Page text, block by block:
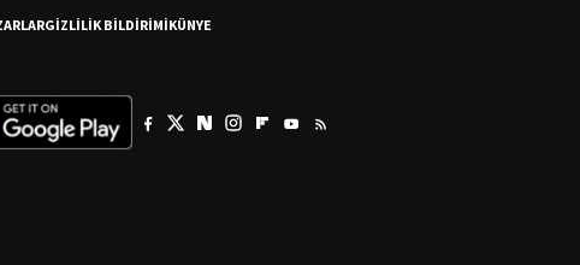
GİZLİLİK BİLDİRİMİKÜNYE